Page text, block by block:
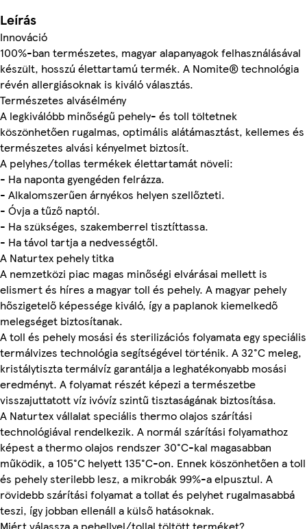
Leírás
Innováció
100%-ban természetes, magyar alapanyagok felhasználásával
készült, hosszú élettartamú termék. A Nomite® technológia
révén allergiásoknak is kiváló választás.
Természetes alvásélmény
A legkiválóbb minőségű pehely- és toll töltetnek
köszönhetően rugalmas, optimális alátámasztást, kellemes és
természetes alvási kényelmet biztosít.
A pelyhes/tollas termékek élettartamát növeli:
- Ha naponta gyengéden felrázza.
- Alkalomszerűen árnyékos helyen szellőzteti.
- Óvja a tűző naptól.
- Ha szükséges, szakemberrel tisztíttassa.
- Ha távol tartja a nedvességtől.
A Naturtex pehely titka
A nemzetközi piac magas minőségi elvárásai mellett is
elismert és híres a magyar toll és pehely. A magyar pehely
hőszigetelő képessége kiváló, így a paplanok kiemelkedő
melegséget biztosítanak.
A toll és pehely mosási és sterilizációs folyamata egy speciális
termálvizes technológia segítségével történik. A 32°C meleg,
kristálytiszta termálvíz garantálja a leghatékonyabb mosási
eredményt. A folyamat részét képezi a természetbe
visszajuttatott víz ivóvíz szintű tisztaságának biztosítása.
A Naturtex vállalat speciális thermo olajos szárítási
technológiával rendelkezik. A normál szárítási folyamathoz
képest a thermo olajos rendszer 30°C-kal magasabban
működik, a 105°C helyett 135°C-on. Ennek köszönhetően a toll
és pehely sterilebb lesz, a mikrobák 99%-a elpusztul. A
rövidebb szárítási folyamat a tollat és pelyhet rugalmasabbá
teszi, így jobban ellenáll a külső hatásoknak.
Miért válassza a pehellyel/tollal töltött terméket?